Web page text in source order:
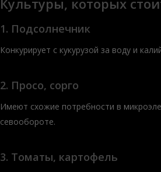
Культуры, которых
1. Подсолнечник
Конкурирует с кукурузой за воду и
2. Просо, сорго
Имеют схожие потребности в
севообороте.
3. Томаты, картофель